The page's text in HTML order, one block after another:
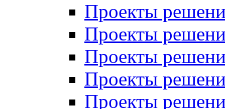
Проекты
Проекты
Проекты
Проекты
Проекты